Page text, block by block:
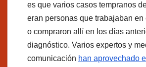
es que varios casos tempranos
eran personas que trabajaban en
o compraron allí en los días
diagnóstico. Varios expertos y
comunicación han aprovechado